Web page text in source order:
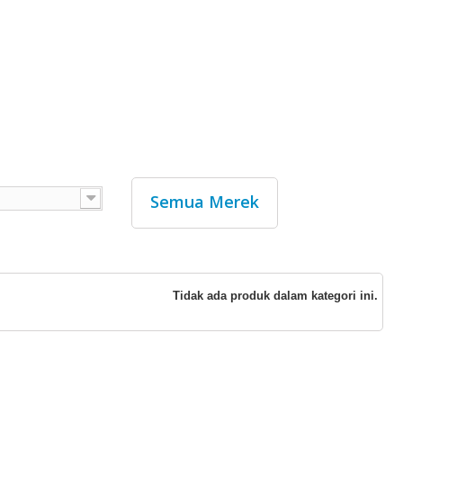
Semua Merek
Tidak ada produk dalam kategori ini.